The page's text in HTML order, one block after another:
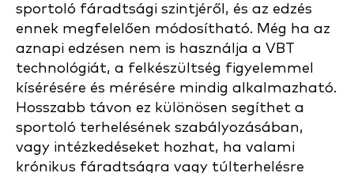
sportoló fáradtsági szintjéről, és az edzés
ennek megfelelően módosítható. Még ha az
aznapi edzésen nem is használja a VBT
technológiát, a felkészültség figyelemmel
kísérésére és mérésére mindig alkalmazható.
Hosszabb távon ez különösen segíthet a
sportoló terhelésének szabályozásában,
vagy intézkedéseket hozhat, ha valami
krónikus fáradtságra vagy túlterhelésre